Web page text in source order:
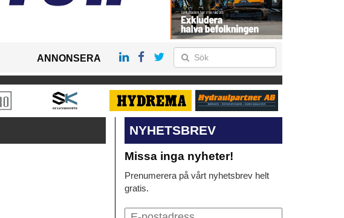
ANNONSERA
NYHETSBREV
Missa inga nyheter!
Prenumerera på vårt nyhetsbrev helt
gratis.